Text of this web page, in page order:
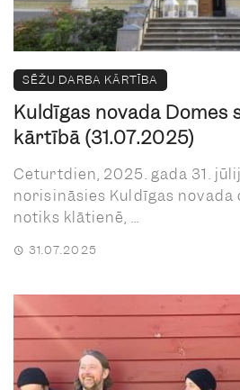
SĒŽU DARBA KĀRTĪBA
Kuldīgas novada Domes
kārtībā (31.07.2025)
Ceturtdien, 2025. gada 31.
norisināsies Kuldīgas novada
notiks klātienē, ...
31.07.2025